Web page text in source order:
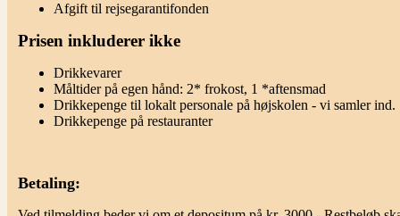
Afgift til rejsegarantifonden
Prisen inkluderer ikke
Drikkevarer
Måltider på egen hånd: 2* frokost, 1 *aftensmad
Drikkepenge til lokalt personale på højskolen - vi samler ind.
Drikkepenge på restauranter
Betaling: